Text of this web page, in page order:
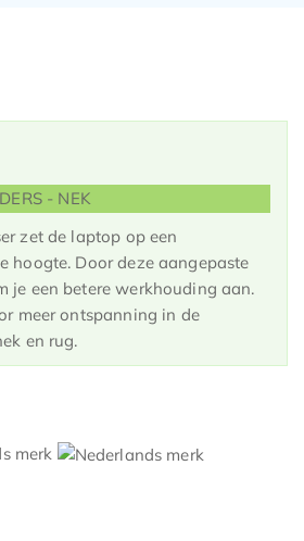
- NEK
zet de laptop op een
hoogte. Door deze aangepaste
je een betere werkhouding aan.
meer ontspanning in de
en rug.
merk